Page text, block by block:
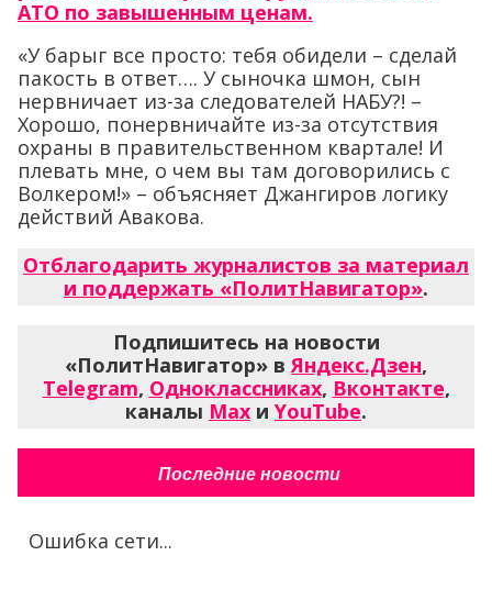
АТО по завышенным ценам.
«У барыг все просто: тебя обидели – сделай
пакость в ответ…. У сыночка шмон, сын
нервничает из-за следователей НАБУ?! –
Хорошо, понервничайте из-за отсутствия
охраны в правительственном квартале! И
плевать мне, о чем вы там договорились с
Волкером!» – объясняет Джангиров логику
действий Авакова.
Отблагодарить журналистов за материал
и поддержать «ПолитНавигатор».
Подпишитесь на новости
«ПолитНавигатор» вЯндекс.Дзен,
Telegram, Одноклассниках, Вконтакте,
каналы Max и YouTube.
Последние новости
Ошибка сети...